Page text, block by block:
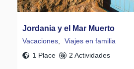
Jordania y el Mar Muerto
Vacaciones
Viajes en familia
1 Place
2 Actividades